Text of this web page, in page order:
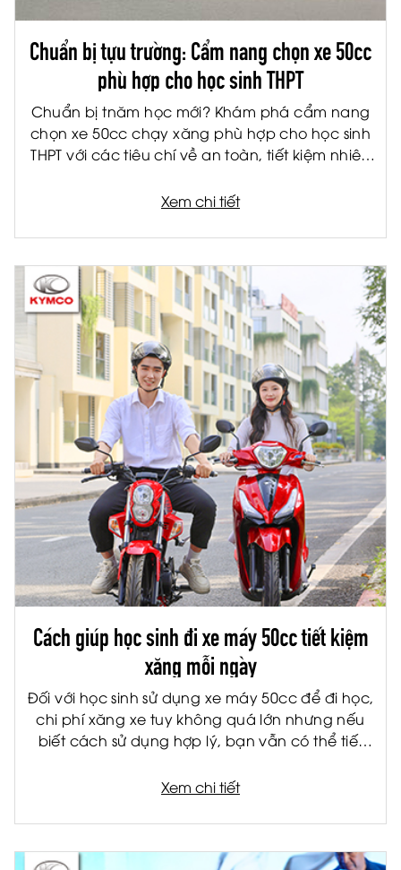
Chuẩn bị tựu trường: Cẩm nang chọn xe 50cc
phù hợp cho học sinh THPT
Chuẩn bị tnăm học mới? Khám phá cẩm nang
chọn xe 50cc chạy xăng phù hợp cho học sinh
THPT với các tiêu chí về an toàn, tiết kiệm nhiên
Xem chi tiết
Cách giúp học sinh đi xe máy 50cc tiết kiệm
xăng mỗi ngày
Đối với học sinh sử dụng xe máy 50cc để đi học,
chi phí xăng xe tuy không quá lớn nhưng nếu
biết cách sử dụng hợp lý, bạn vẫn có thể tiết
chi phí cho gia đình, việc tiết kiệm nhiên liệu còn
hóc về lâu dài.
Xem chi tiết